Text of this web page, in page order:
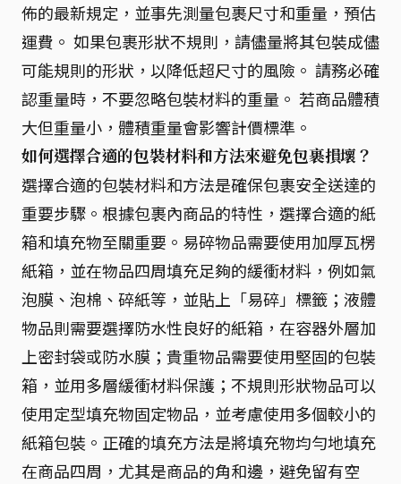
佈的最新規定，並事先測量包裹尺寸和重量，預估
運費。 如果包裹形狀不規則，請儘量將其包裝成儘
可能規則的形狀，以降低超尺寸的風險。 請務必確
認重量時，不要忽略包裝材料的重量。 若商品體積
大但重量小，體積重量會影響計價標準。
如何選擇合適的包裝材料和方法來避免包裹損壞？
選擇合適的包裝材料和方法是確保包裹安全送達的
重要步驟。根據包裹內商品的特性，選擇合適的紙
箱和填充物至關重要。易碎物品需要使用加厚瓦楞
紙箱，並在物品四周填充足夠的緩衝材料，例如氣
泡膜、泡棉、碎紙等，並貼上「易碎」標籤；液體
物品則需要選擇防水性良好的紙箱，在容器外層加
上密封袋或防水膜；貴重物品需要使用堅固的包裝
箱，並用多層緩衝材料保護；不規則形狀物品可以
使用定型填充物固定物品，並考慮使用多個較小的
紙箱包裝。正確的填充方法是將填充物均勻地填充
在商品四周，尤其是商品的角和邊，避免留有空